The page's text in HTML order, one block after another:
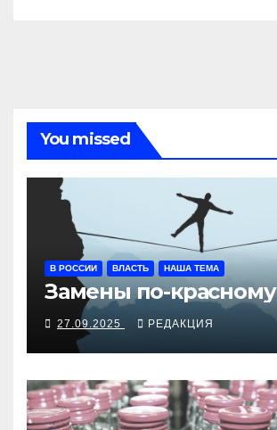
You missed
В РОССИИ ВЛАСТЬ НАША ТЕМА
Замены по-красному
27.09.2025 РЕДАКЦИЯ